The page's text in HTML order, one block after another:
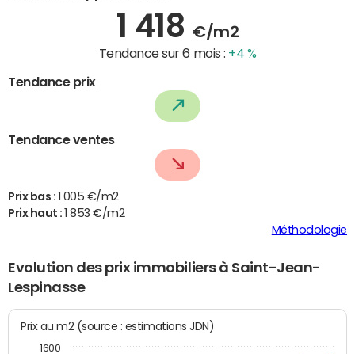
1 418 €/m2
Tendance sur 6 mois : +4 %
Tendance prix
Tendance ventes
Prix bas :
1 005 €/m2
Prix haut :
1 853 €/m2
Méthodologie
Evolution des prix immobiliers à Saint-Jean-
Lespinasse
Prix au m2 (source : estimations JDN)
1600